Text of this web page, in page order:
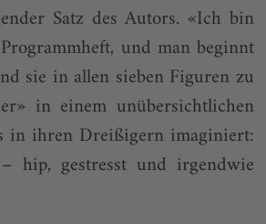
Satz des Autors. «Ich bin
und man beginnt
sie in allen sieben Figuren zu
in einem unübersichtlichen
in ihren Dreißigern imaginiert:
hip, gestresst und irgendwie